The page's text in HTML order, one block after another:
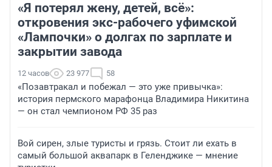
«Я потерял жену, детей, всё»:
откровения экс-рабочего уфимской
«Лампочки» о долгах по зарплате и
закрытии завода
12 часов 23 977 58
«Позавтракал и побежал — это уже привычка»:
история пермского марафонца Владимира Никитина
— он стал чемпионом РФ 35 раз
Вой сирен, злые туристы и грязь. Стоит ли ехать в
самый большой аквапарк в Геленджике — мнение